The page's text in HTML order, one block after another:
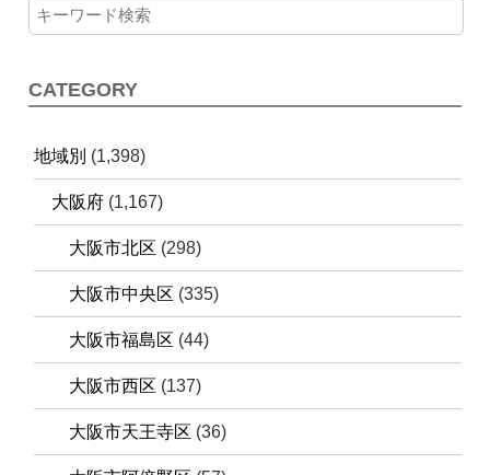
CATEGORY
地域別 (1,398)
大阪府 (1,167)
大阪市北区 (298)
大阪市中央区 (335)
大阪市福島区 (44)
大阪市西区 (137)
大阪市天王寺区 (36)